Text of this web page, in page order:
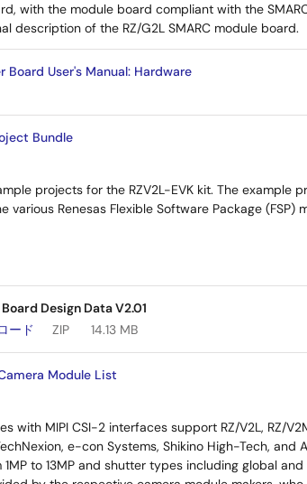
with the module board compliant with the
description of the RZ/G2L SMARC module board.
Board User's Manual: Hardware
Bundle
projects for the RZV2L-EVK kit. The example
various Renesas Flexible Software Package (FSP)
Design Data V2.01
ード
ZIP 14.13 MB
Module List
with MIPI CSI-2 interfaces support RZ/V2L, RZ/
e-con Systems, Shikino High-Tech, and
to 13MP and shutter types including global